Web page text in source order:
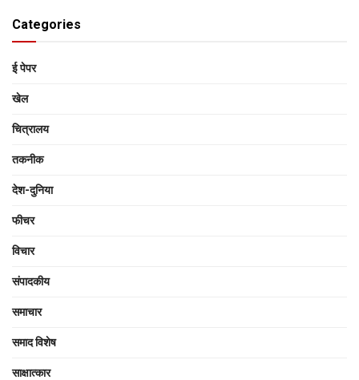
Categories
ई पेपर
खेल
चित्रालय
तकनीक
देश-दुनिया
फीचर
विचार
संपादकीय
समाचार
समाद विशेष
साक्षात्‍कार